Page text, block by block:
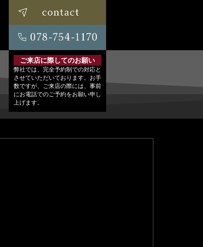
ご来店に際してのお願い
弊社では、完全予約制での対応と
させていただいております。お手
数ですが、ご来店の際には、事前
にお電話でのご予約をお願い申し
上げます。